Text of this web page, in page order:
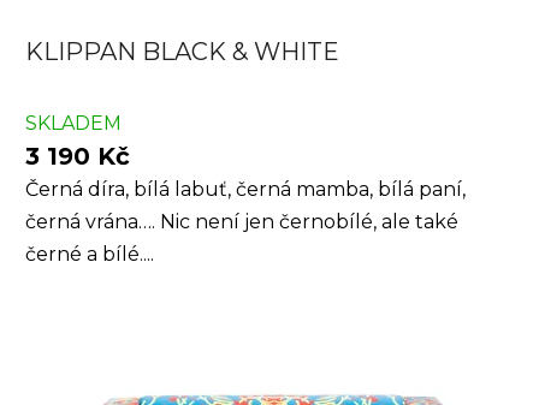
KLIPPAN BLACK & WHITE
SKLADEM
3 190 Kč
Černá díra, bílá labuť, černá mamba, bílá paní,
černá vrána…. Nic není jen černobílé, ale také
černé a bílé....